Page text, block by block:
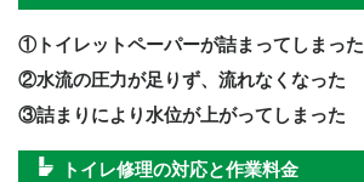
①トイレットペーパーが詰まってしまった
②水流の圧力が足りず、流れなくなった
③詰まりにより水位が上がってしまった
トイレ修理の対応と作業料金